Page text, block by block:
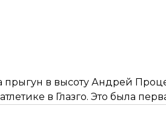
прыгун в высоту Андрей
в Глазго. Это была